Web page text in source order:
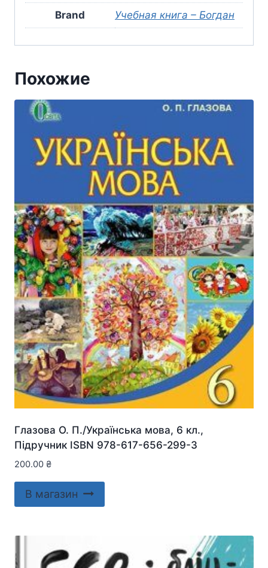
Brand Учебная книга – Богдан
Похожие
Глазова О. П./Українська мова, 6 кл.,
Підручник ISBN 978-617-656-299-3
200.00 ₴
В магазин